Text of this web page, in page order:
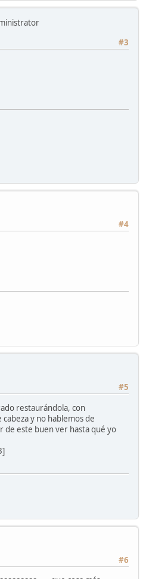
#3
#4
#5
restaurándola, con
y no hablemos de
de este buen ver hasta qué yo
#6